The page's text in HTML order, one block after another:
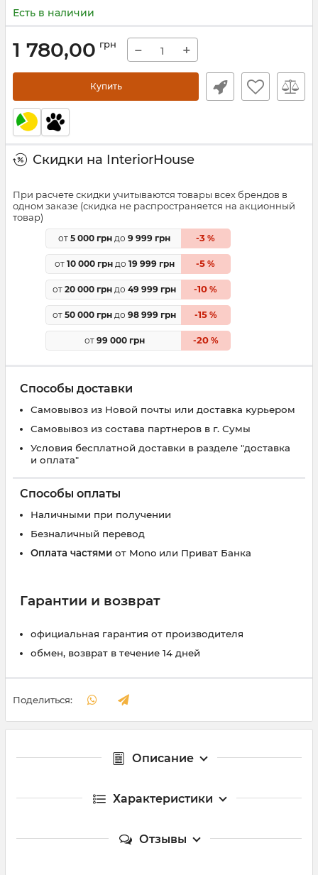
Есть в наличии
1 780,00 грн − +
Купить
Скидки на InteriorHouse
При расчете скидки учитываются товары всех брендов в
одном заказе (скидка не распространяется на акционный
товар)
от 5 000 грн до 9 999 грн -3 %
от 10 000 грндо 19 999 грн -5 %
от 20 000 грн до 49 999 грн -10 %
от 50 000 грн до 98 999 грн -15%
от 99 000 грн -20%
Способы доставки
Самовывоз из Новой почты или доставка курьером
Самовывоз из состава партнеров в г. Сумы
Условия бесплатной доставки в разделе "доставка
и оплата"
Способы оплаты
Наличными при получении
Безналичный перевод
Оплата частями от Mono или Приват Банка
Гарантии и возврат
официальная гарантия от производителя
обмен, возврат в течение 14 дней
Поделиться:
Описание
Характеристики
Отзывы